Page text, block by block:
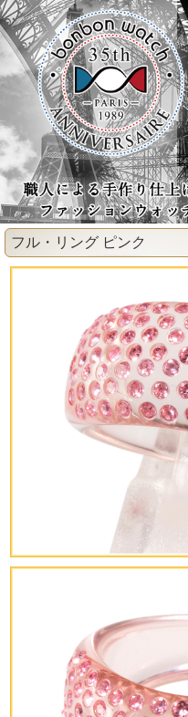
フル・リング ピンク